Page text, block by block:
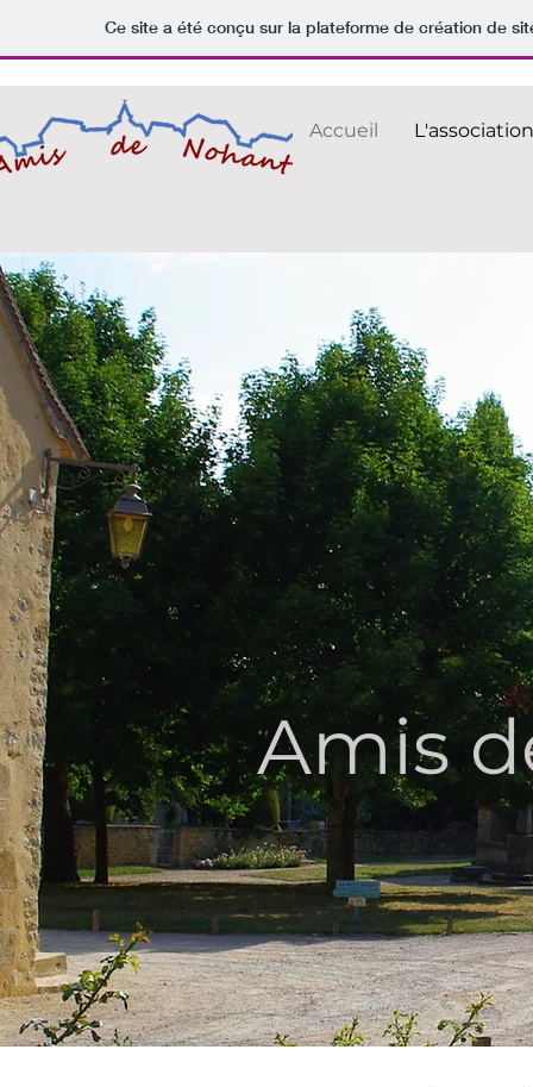
Ce site a été conçu sur la plateforme de création de
Accueil L'association
AMIS
Amis